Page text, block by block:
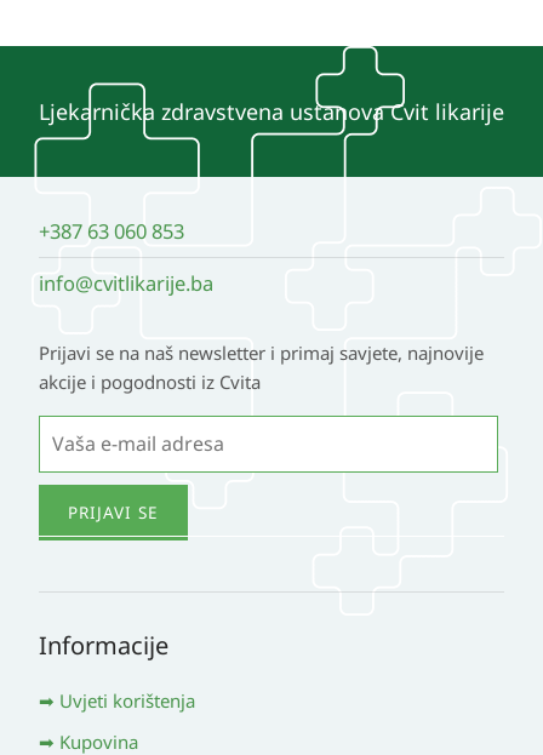
Ljekarnička zdravstvena ustanova Cvit likarije
+387 63 060 853
info@cvitlikarije.ba
Prijavi se na naš newsletter i primaj savjete, najnovije
akcije i pogodnosti iz Cvita
Informacije
Uvjeti korištenja
Kupovina